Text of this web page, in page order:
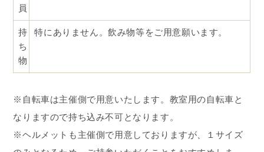
員
持
ち
物
特にありません。飲み物等をご用意願います。
※自転車は主催側で用意いたします。教室用の自転車と
なりますので持ち込み不可となります。
※ヘルメットも主催側で用意しておりますが、１サイズ